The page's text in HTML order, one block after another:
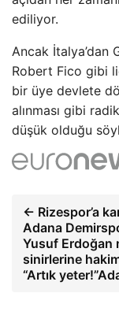
ediliyor.
Ancak İtalya’dan
Robert Fico gibi
bir üye devlete
alınması gibi
düşük olduğu
← Rizespor’a
Adana
Yusuf Erdoğan
sinirlerine
“Artık